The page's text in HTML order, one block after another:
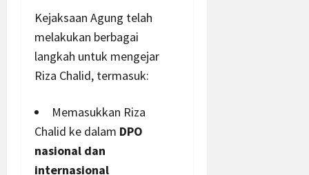
Kejaksaan Agung telah
melakukan berbagai
langkah untuk mengejar
Riza Chalid, termasuk:
Memasukkan Riza
Chalid ke dalam DPO
nasional dan
internasional